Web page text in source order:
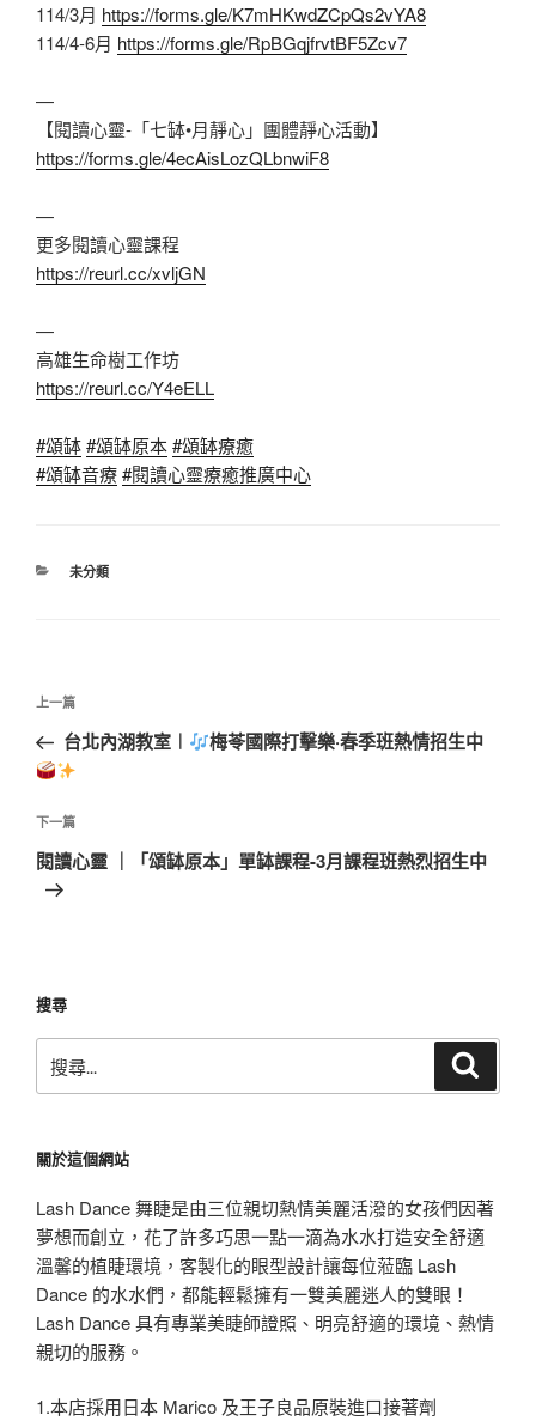
114/3月 https://forms.gle/K7mHKwdZCpQs2vYA8
114/4-6月 https://forms.gle/RpBGqjfrvtBF5Zcv7
—
【閱讀心靈-「七缽•月靜心」團體靜心活動】
https://forms.gle/4ecAisLozQLbnwiF8
—
更多閱讀心靈課程
https://reurl.cc/xvljGN
—
高雄生命樹工作坊
https://reurl.cc/Y4eELL
#頌缽#頌缽原本#頌缽療癒
#頌缽音療#閱讀心靈療癒推廣中心
分
未分類
文
導
覽
上
一
篇
章
上一篇
台北內湖教室︱ 梅苓國際打擊樂·春季班熱情招生中
下
一
篇
下一篇
閱讀心靈 ｜「頌缽原本」單缽課程-3月課程班熱烈招生中
搜尋
尋
字:
關於這個網站
Lash Dance 舞睫是由三位親切熱情美麗活潑的女孩們因著
夢想而創立，花了許多巧思一點一滴為水水打造安全舒適
溫馨的植睫環境，客製化的眼型設計讓每位蒞臨 Lash
Dance 的水水們，都能輕鬆擁有一雙美麗迷人的雙眼！
Lash Dance 具有專業美睫師證照、明亮舒適的環境、熱情
親切的服務。
1.本店採用日本 Marico 及王子良品原裝進口接著劑